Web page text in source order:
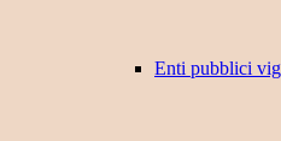
Enti pubblici